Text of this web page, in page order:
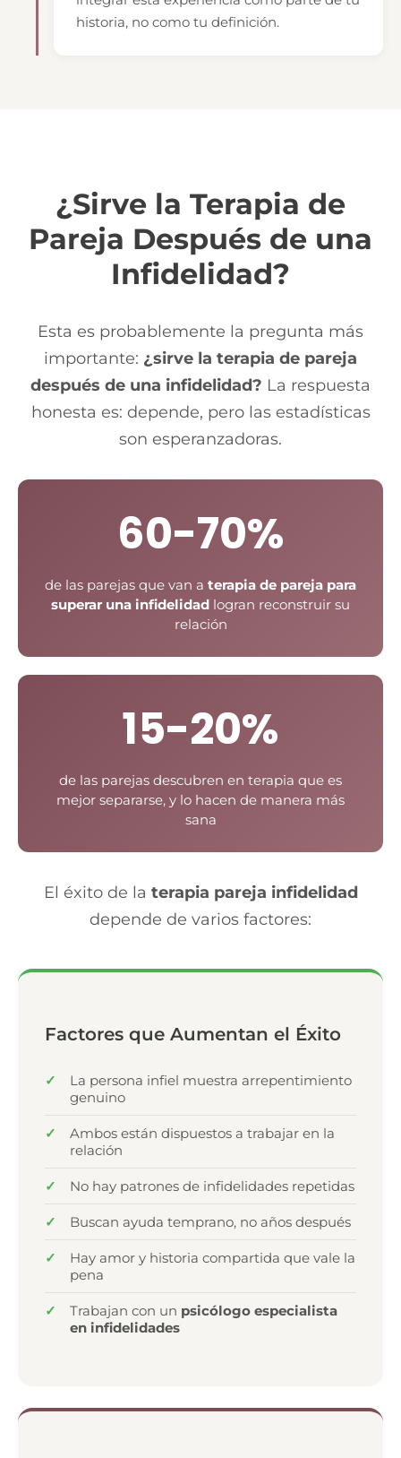
historia, no como tu definición.
¿Sirve la Terapia de
Pareja Después de una
Infidelidad?
Esta es probablemente la pregunta más
importante: ¿sirve la terapia de pareja
después de una infidelidad? La respuesta
honesta es: depende, pero las estadísticas
son esperanzadoras.
60-70%
de las parejas que van a terapia de pareja para
superar una infidelidad logran reconstruir su
relación
15-20%
de las parejas descubren en terapia que es
mejor separarse, y lo hacen de manera más
sana
El éxito de la terapia pareja infidelidad
depende de varios factores:
Factores que Aumentan el Éxito
La persona infiel muestra arrepentimiento
genuino
Ambos están dispuestos a trabajar en la
relación
No hay patrones de infidelidades repetidas
Buscan ayuda temprano, no años después
Hay amor y historia compartida que vale la
pena
Trabajan con un psicólogo especialista
en infidelidades